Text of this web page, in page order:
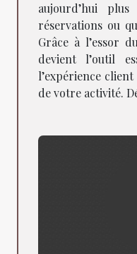
aujourd’hui
réservations ou
Grâce à l’essor
devient l’outil
l’expérience
de votre activité.